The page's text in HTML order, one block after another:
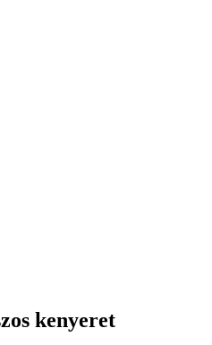
kenyeret